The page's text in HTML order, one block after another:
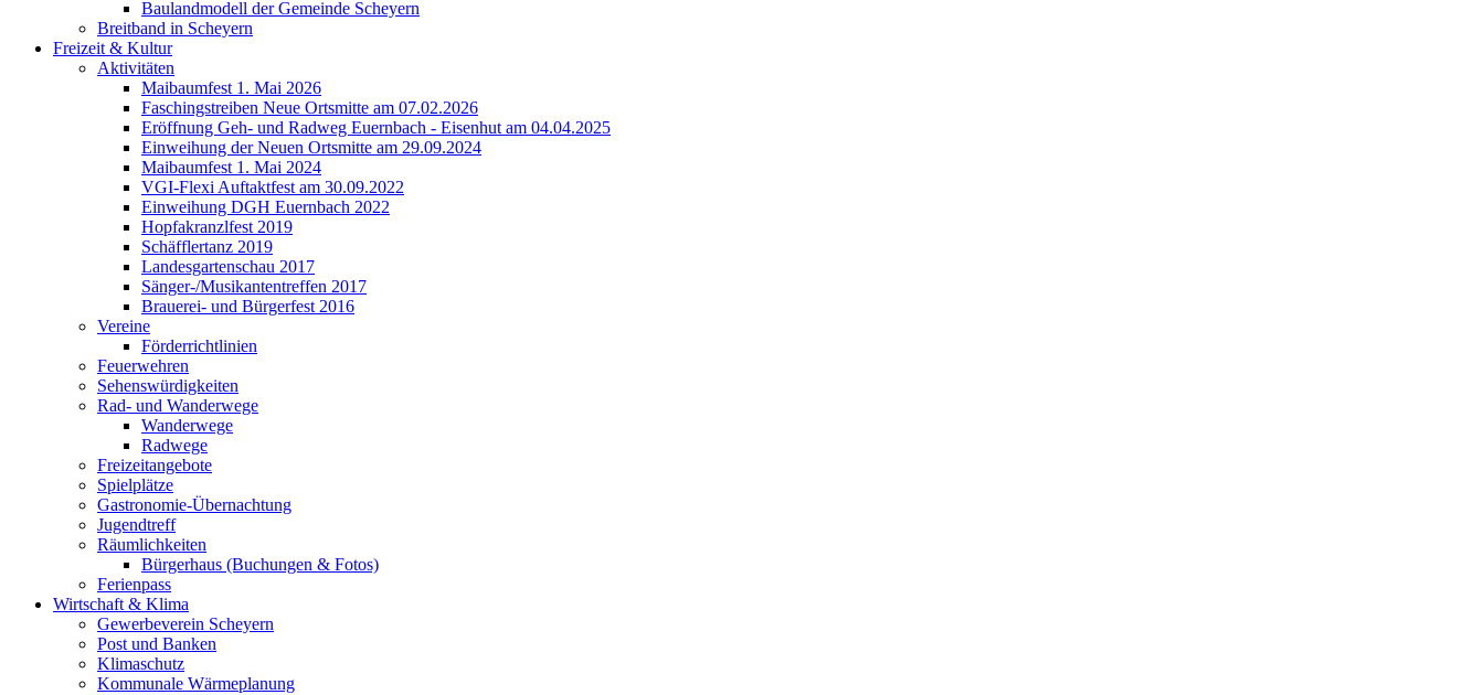
Baulandmodell der Gemeinde Scheyern
Breitband in Scheyern
Freizeit & Kultur
Aktivitäten
Maibaumfest 1. Mai 2026
Faschingstreiben Neue Ortsmitte am 07.02.2026
Eröffnung Geh- und Radweg Euernbach - Eisenhut am 04.04.2025
Einweihung der Neuen Ortsmitte am 29.09.2024
Maibaumfest 1. Mai 2024
VGI-Flexi Auftaktfest am 30.09.2022
Einweihung DGH Euernbach 2022
Hopfakranzlfest 2019
Schäfflertanz 2019
Landesgartenschau 2017
Sänger-/Musikantentreffen 2017
Brauerei- und Bürgerfest 2016
Vereine
Förderrichtlinien
Feuerwehren
Sehenswürdigkeiten
Rad- und Wanderwege
Wanderwege
Radwege
Freizeitangebote
Spielplätze
Gastronomie-Übernachtung
Jugendtreff
Räumlichkeiten
Bürgerhaus (Buchungen & Fotos)
Ferienpass
Wirtschaft & Klima
Gewerbeverein Scheyern
Post und Banken
Klimaschutz
Kommunale Wärmeplanung